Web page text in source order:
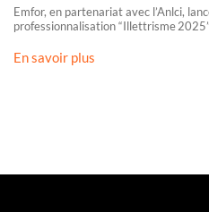
Emfor, en partenariat avec l’Anlci,
professionnalisation “Illettrisme
En savoir plus